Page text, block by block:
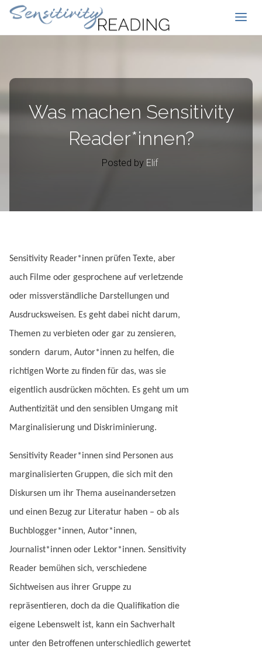
Was machen Sensitivity
Reader*innen?
Posted by Elif
Sensitivity Reader*innen prüfen Texte, aber
auch Filme oder gesprochene auf verletzende
oder missverständliche Darstellungen und
Ausdrucksweisen. Es geht dabei nicht darum,
Themen zu verbieten oder gar zu zensieren,
sondern darum, Autor*innen zu helfen, die
richtigen Worte zu finden für das, was sie
eigentlich ausdrücken möchten. Es geht um um
Authentizität und den sensiblen Umgang mit
Marginalisierung und Diskriminierung.
Sensitivity Reader*innen sind Personen aus
marginalisierten Gruppen, die sich mit den
Diskursen um ihr Thema auseinandersetzen
und einen Bezug zur Literatur haben – ob als
Buchblogger*innen, Autor*innen,
Journalist*innen oder Lektor*innen. Sensitivity
Reader bemühen sich, verschiedene
Sichtweisen aus ihrer Gruppe zu
repräsentieren, doch da die Qualifikation die
eigene Lebenswelt ist, kann ein Sachverhalt
unter den Betroffenen unterschiedlich gewertet